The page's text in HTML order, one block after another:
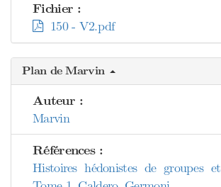
Fichier :
150 - V2.pdf
Plan de Marvin
Auteur :
Marvin
Références :
Histoires hédonistes de groupes